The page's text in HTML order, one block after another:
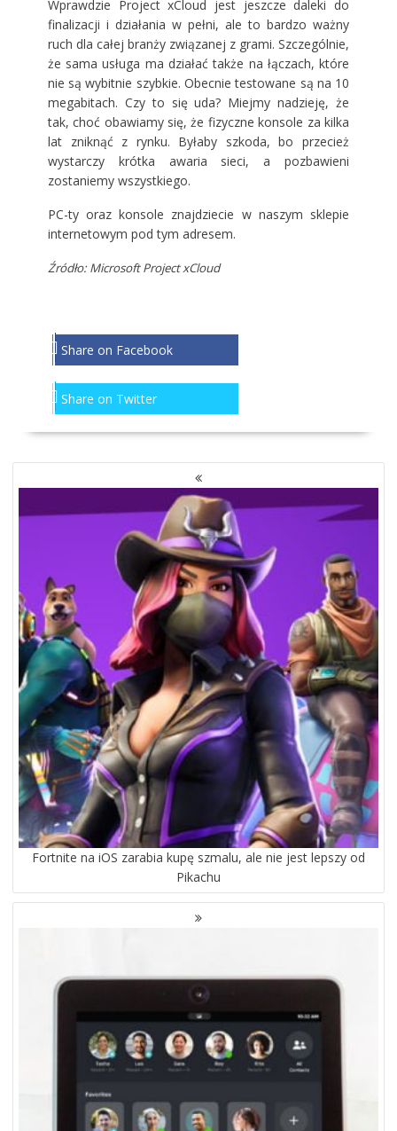
Wprawdzie Project xCloud jest jeszcze daleki do
finalizacji i działania w pełni, ale to bardzo ważny
ruch dla całej branży związanej z grami. Szczególnie,
że sama usługa ma działać także na łączach, które
nie są wybitnie szybkie. Obecnie testowane są na 10
megabitach. Czy to się uda? Miejmy nadzieję, że
tak, choć obawiamy się, że fizyczne konsole za kilka
lat zniknąć z rynku. Byłaby szkoda, bo przecież
wystarczy krótka awaria sieci, a pozbawieni
zostaniemy wszystkiego.
PC-ty oraz konsole znajdziecie w naszym sklepie
internetowym pod tym adresem.
Źródło: Microsoft Project xCloud
Share on Facebook
Share on Twitter
NAWIGACJA
PO
WPISACH
Fortnite na iOS zarabia kupę szmalu, ale nie jest lepszy od
Pikachu